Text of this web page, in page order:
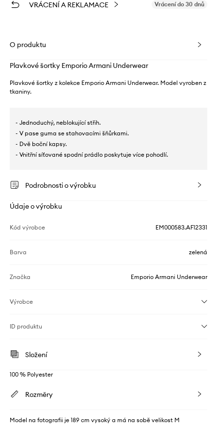
VRÁCENÍ A REKLAMACE Vrácení do 30 dnů
O produktu
Plavkové šortky Emporio Armani Underwear
Plavkové šortky z kolekce Emporio Armani Underwear. Model vyroben z
tkaniny.
- Jednoduchý, neblokující střih.
- V pase guma se stahovacími šňůrkami.
- Dvě boční kapsy.
- Vnitřní síťované spodní prádlo poskytuje více pohodlí.
Podrobnosti o výrobku
Údaje o výrobku
Kód výrobce EM000583.AF12331
Barva zelená
Značka Emporio Armani Underwear
Výrobce
ID produktu
Složení
100 % Polyester
Rozměry
Model na fotografii je 189 cm vysoký a má na sobě velikost M